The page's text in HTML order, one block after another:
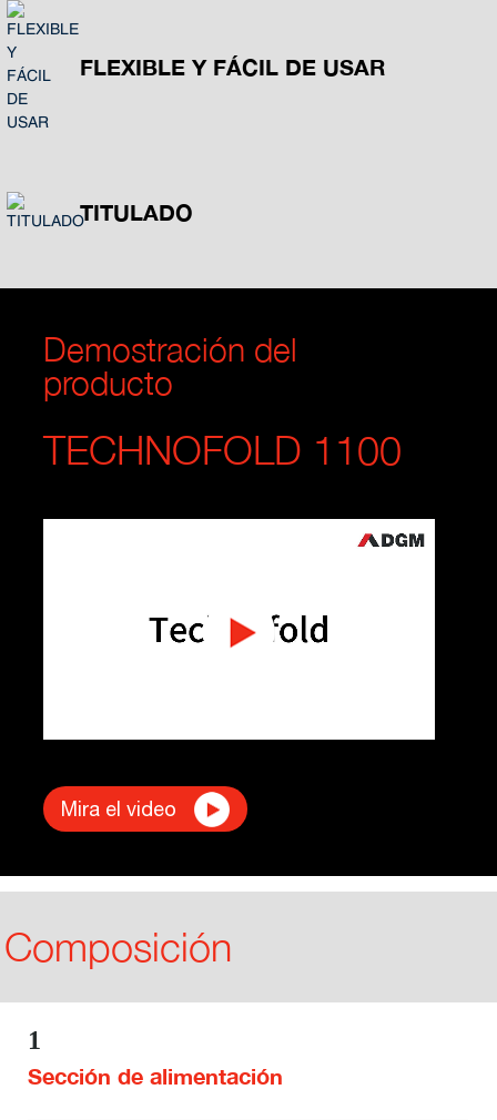
FLEXIBLE Y FÁCIL DE USAR
TITULADO
Demostración del
producto
TECHNOFOLD 1100
Mira el video
Composición
1
Sección de alimentación